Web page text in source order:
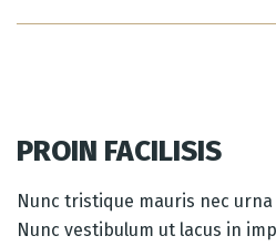
PROIN FACILISIS
Nunc tristique mauris nec
Nunc vestibulum ut lacus in